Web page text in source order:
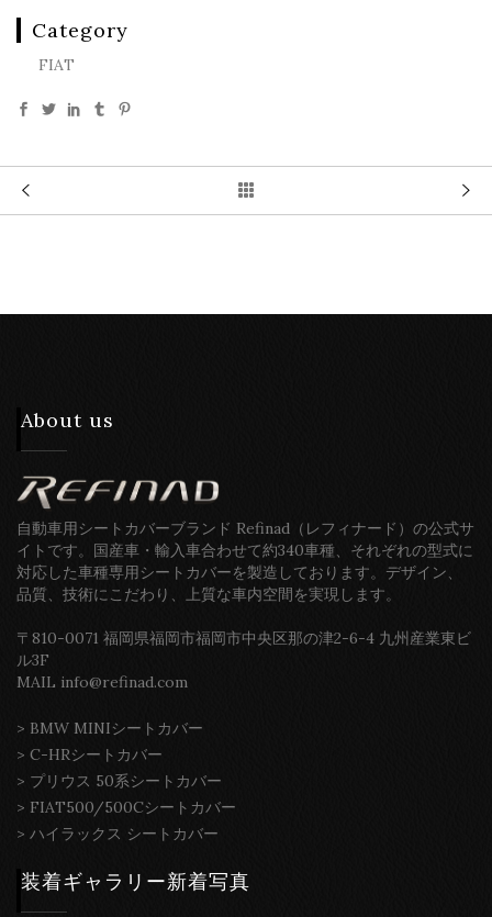
Category
FIAT
About us
自動車用シートカバーブランド Refinad（レフィナード）の公式サ
イトです。国産車・輸入車合わせて約340車種、それぞれの型式に
対応した車種専用シートカバーを製造しております。デザイン、
品質、技術にこだわり、上質な車内空間を実現します。
〒810-0071 福岡県福岡市福岡市中央区那の津2-6-4 九州産業東ビ
ル3F
MAIL info@refinad.com
> BMW MINIシートカバー
> C-HRシートカバー
> プリウス 50系シートカバー
> FIAT500/500Cシートカバー
> ハイラックス シートカバー
装着ギャラリー新着写真